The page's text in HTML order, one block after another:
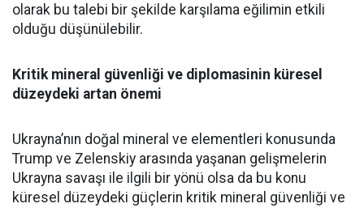
olarak bu talebi bir şekilde karşılama eğilimin etkili
olduğu düşünülebilir.
Kritik mineral güvenliği ve diplomasinin küresel
düzeydeki artan önemi
Ukrayna’nın doğal mineral ve elementleri konusunda
Trump ve Zelenskiy arasında yaşanan gelişmelerin
Ukrayna savaşı ile ilgili bir yönü olsa da bu konu
küresel düzeydeki güçlerin kritik mineral güvenliği ve